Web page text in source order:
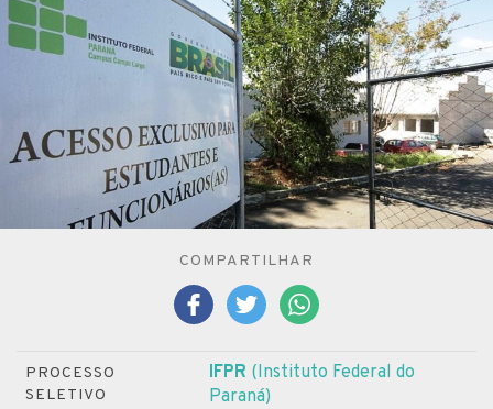
COMPARTILHAR
PROCESSO
SELETIVO
IFPR (Instituto Federal do
Paraná)